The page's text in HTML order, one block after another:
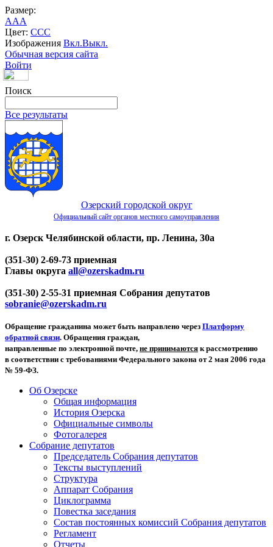
Размер:
AAA
Цвет: CCC
Изображения Вкл.Выкл.
Обычная версия сайта
Войти
Поиск
Все результаты
Озерский городской округ
Официальный сайт органов местного самоуправления
г. Озерск Челябинской области, пр. Ленина, 30а
(351-30) 2-69-73 приемная
Главы округа all@ozerskadm.ru
(351-30) 2-55-31 приемная Собрания депутатов
sobranie@ozerskadm.ru
Обращение гражданина может быть направлено через Платформу
обратной связи. Обращения граждан,
направленные по электронной почте, не принимаются к рассмотрению
в соответствии с требованиями Федерального закона от 2 мая 2006 года
№ 59-ФЗ.
Об Озерске
Общая информация
История Озерска
Официальные символы
Фотогалерея
Собрание депутатов
Председатель Собрания депутатов
Тексты выступлений
Структура
Аппарат Собрания
Циклограмма
Повестка заседания
Состав постоянных комиссий Собрания депутатов
Регламент
Отчеты